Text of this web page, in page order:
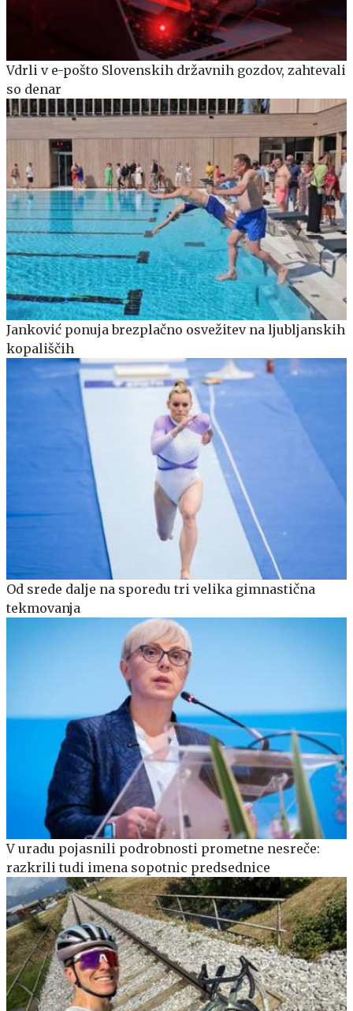
Vdrli v e-pošto Slovenskih državnih gozdov, zahtevali
so denar
Janković ponuja brezplačno osvežitev na ljubljanskih
kopališčih
Od srede dalje na sporedu tri velika gimnastična
tekmovanja
V uradu pojasnili podrobnosti prometne nesreče:
razkrili tudi imena sopotnic predsednice